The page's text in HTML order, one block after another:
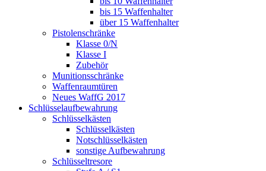
bis 15 Waffenhalter
über 15 Waffenhalter
Pistolenschränke
Klasse 0/N
Klasse I
Zubehör
Munitionsschränke
Waffenraumtüren
Neues WaffG 2017
Schlüsselaufbewahrung
Schlüsselkästen
Schlüsselkästen
Notschlüsselkästen
sonstige Aufbewahrung
Schlüsseltresore